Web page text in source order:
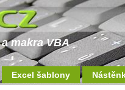
makra VBA
Excel šablony